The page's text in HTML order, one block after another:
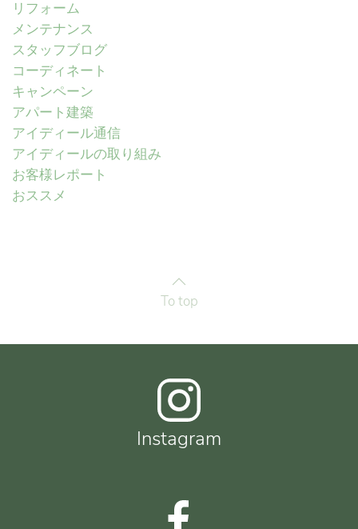
リフォーム
メンテナンス
スタッフブログ
コーディネート
キャンペーン
アパート建築
アイディール通信
アイディールの取り組み
お客様レポート
おススメ
To top
Instagram